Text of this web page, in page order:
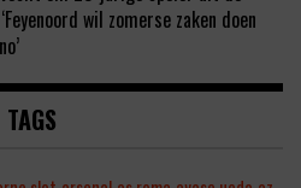
‘Feyenoord wil zomerse zaken doen
TAGS